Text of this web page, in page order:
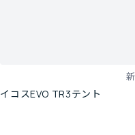
イコスEVO TR3テント